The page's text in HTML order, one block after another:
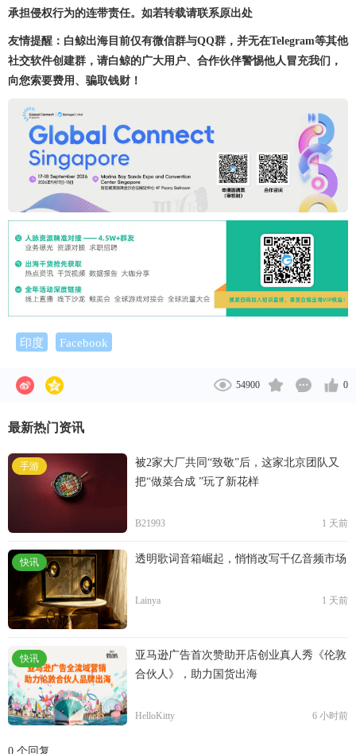
承担侵权行为的连带责任。如若转载请联系原出处
友情提醒：白鲸出海目前仅有微信群与QQ群，并无在Telegram等其他
社交软件创建群，请白鲸的广大用户、合作伙伴警惕他人冒充我们，
向您索要费用、骗取钱财！
印度 Facebook
54900 0
最新热门资讯
手游
被2家大厂共同“致敬”后，这家北京团队又
把“做菜合成 ”玩了新花样
B21993 1 天前
快讯 透明歌词音箱崛起，悄悄改写千亿音频市场
Lainya 1 天前
快讯
亚马逊广告首次赞助开店创业真人秀《伦敦
合伙人》，助力国货出海
HelloKitty 6 小时前
0 个回复